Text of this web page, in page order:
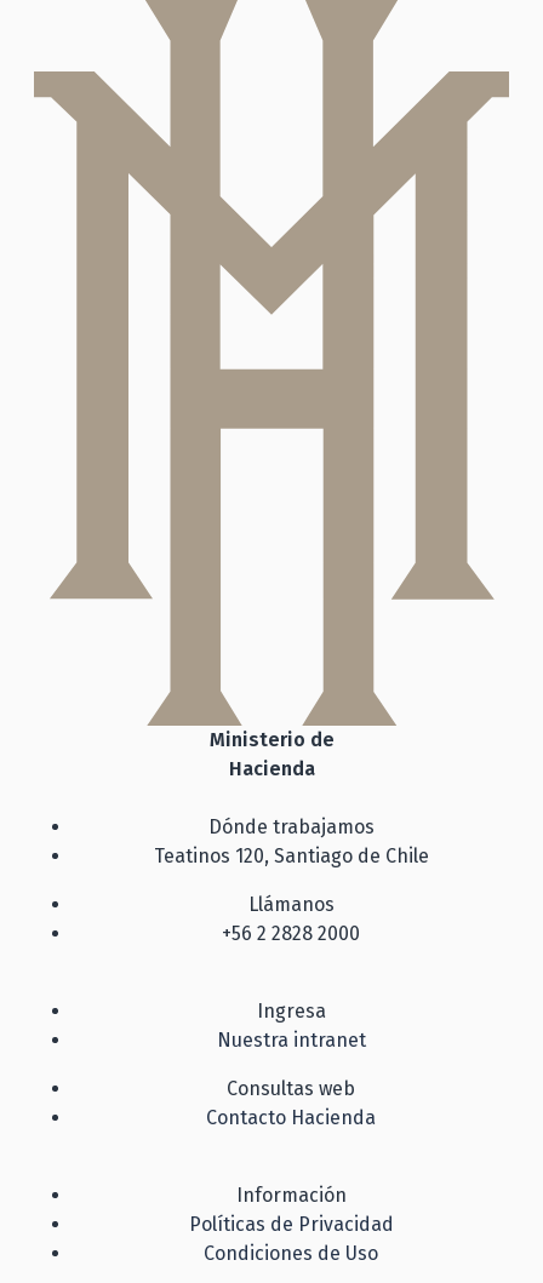
Ministerio de
Hacienda
Dónde trabajamos
Teatinos 120, Santiago de Chile
Llámanos
+56 2 2828 2000
Ingresa
Nuestra intranet
Consultas web
Contacto Hacienda
Información
Políticas de Privacidad
Condiciones de Uso